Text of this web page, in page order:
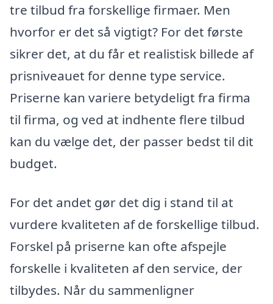
tre tilbud fra forskellige firmaer. Men
hvorfor er det så vigtigt? For det første
sikrer det, at du får et realistisk billede af
prisniveauet for denne type service.
Priserne kan variere betydeligt fra firma
til firma, og ved at indhente flere tilbud
kan du vælge det, der passer bedst til dit
budget.
For det andet gør det dig i stand til at
vurdere kvaliteten af de forskellige tilbud.
Forskel på priserne kan ofte afspejle
forskelle i kvaliteten af den service, der
tilbydes. Når du sammenligner